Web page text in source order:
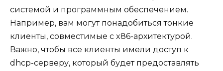
системой и программным обеспечением.
Например, вам могут понадобиться тонкие
клиенты, совместимые с x86-архитектурой.
Важно, чтобы все клиенты имели доступ к
dhcp-серверу, который будет предоставлять